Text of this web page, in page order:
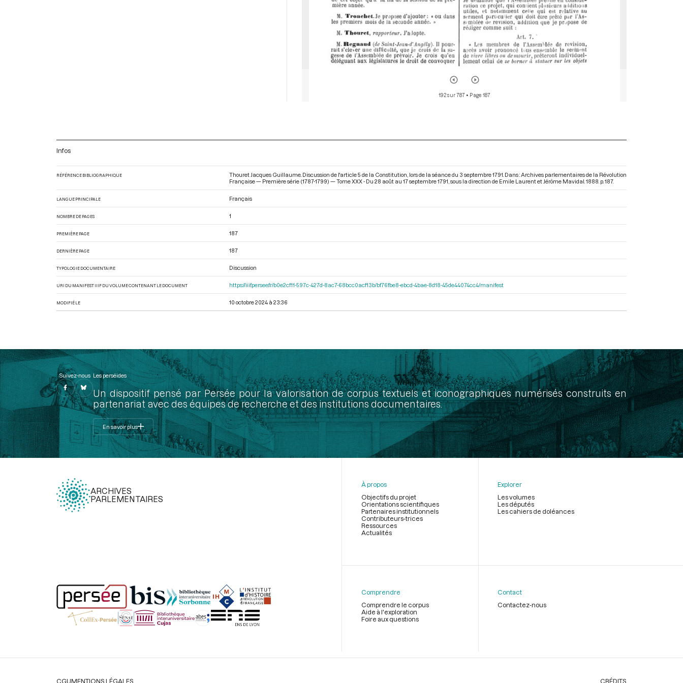
192 sur 787 • Page 187
Infos
RÉFÉRENCE BIBLIOGRAPHIQUE
Thouret Jacques Guillaume. Discussion de l'article 5 de la Constitution, lors de la séance du 3 septembre 1791. Dans : Archives parlementaires de la Révolution
Française — Première série (1787-1799) — Tome XXX - Du 28 août au 17 septembre 1791 , sous la direction de Emile Laurent et Jérôme Mavidal. 1888. p. 187.
LANGUE PRINCIPALE Français
NOMBRE DE PAGES 1
PREMIÈRE PAGE 187
DERNIÈRE PAGE 187
TYPOLOGIE DOCUMENTAIRE Discussion
URI DU MANIFEST IIIF DU VOLUME CONTENANT LE DOCUMENT https://iiif.persee.fr/b0e2cf11-597c-427d-8ac7-68bcc0acf13b/bf76fbe8-ebcd-4bae-8d18-45de44074cc4/manifest
MODIFIÉ LE 10 octobre 2024 à 23:36
Suivez-nous Les perséides
Un dispositif pensé par Persée pour la valorisation de corpus textuels et iconographiques numérisés construits en
partenariat avec des équipes de recherche et des institutions documentaires.
En savoir plus
ARCHIVES
PARLEMENTAIRES
page
À propos
Objectifs du projet
Orientations scientifiques
Partenaires institutionnels
Contributeurs-trices
Ressources
Actualités
Explorer
Les volumes
Les députés
Les cahiers de doléances
Comprendre
Comprendre le corpus
Aide à l'exploration
Foire aux questions
Contact
Contactez-nous
Légal
CGUMENTIONS LÉGALES CRÉDITS